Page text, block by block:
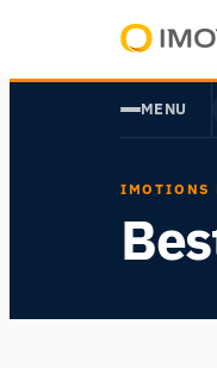
springen
Human
MENU
IMOTIONS